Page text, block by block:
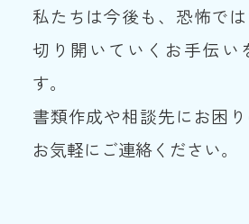
私たちは今後も、恐怖で
切り開いていくお手伝い
す。
書類作成や相談先にお困
お気軽にご連絡ください。